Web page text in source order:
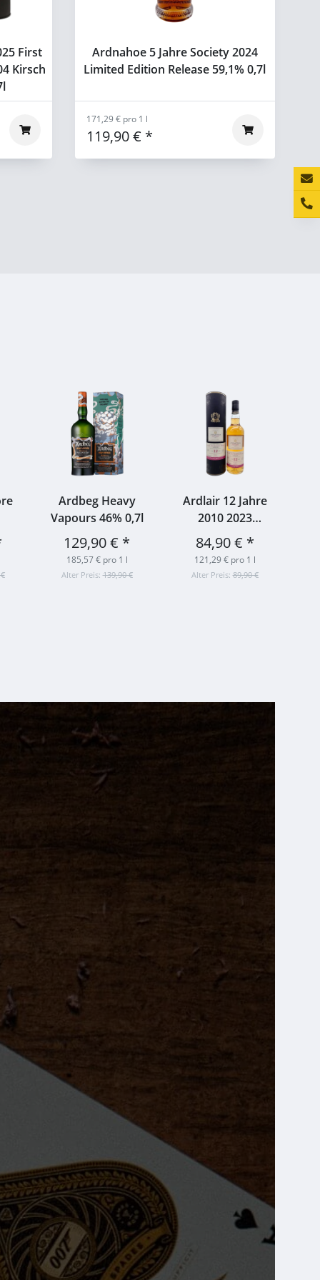
First
Kirsch
Ardnahoe 5 Jahre Society 2024
Limited Edition Release 59,1% 0,7l
119,90 € *
171,29 € pro 1 l
Ardbeg Heavy
Vapours 46% 0,7l
129,90 € *
185,57 € pro 1 l
Alter Preis:139,90 €
Ardlair 12 Jahre
2010 2023
Bourbon Barrel
#800422 A.D.
Rattray 57,5% 0,7l
84,90 € *
121,29 € pro 1 l
Alter Preis:89,90 €